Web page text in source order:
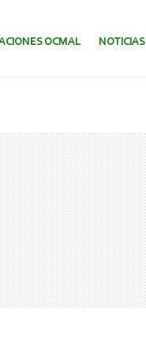
OCMAL NOTICIAS